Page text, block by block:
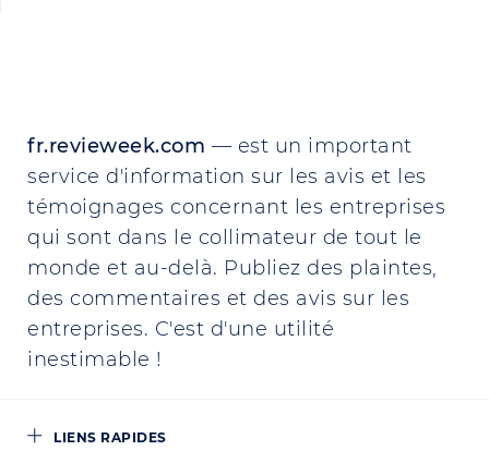
fr.revieweek.com — est un important
service d'information sur les avis et les
témoignages concernant les entreprises
qui sont dans le collimateur de tout le
monde et au-delà. Publiez des plaintes,
des commentaires et des avis sur les
entreprises. C'est d'une utilité
inestimable !
LIENS RAPIDES